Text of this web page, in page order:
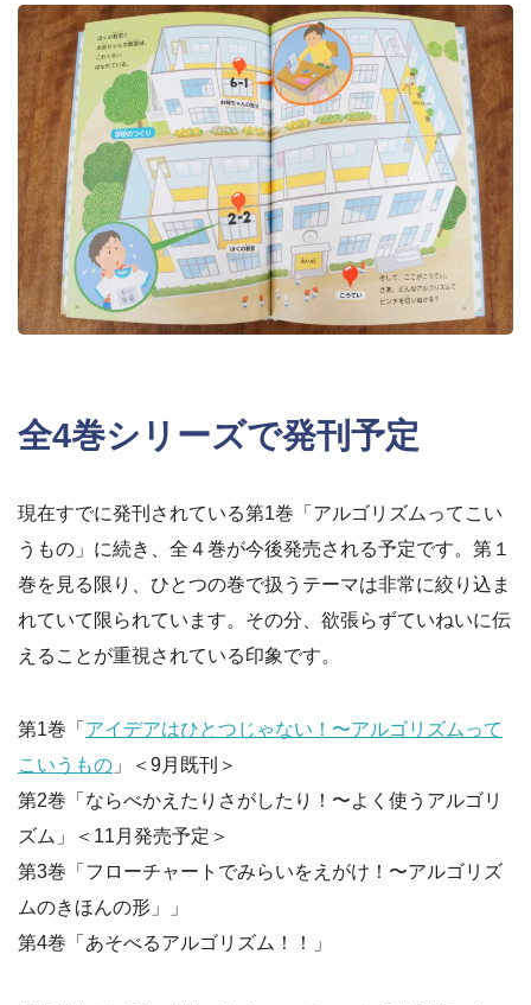
全4巻シリーズで発刊予定
現在すでに発刊されている第1巻「アルゴリズムってこい
うもの」に続き、全４巻が今後発売される予定です。第１
巻を見る限り、ひとつの巻で扱うテーマは非常に絞り込ま
れていて限られています。その分、欲張らずていねいに伝
えることが重視されている印象です。
第1巻「 アイデアはひとつじゃない！〜アルゴリズムって
こいうもの 」＜9月既刊＞
第2巻「ならべかえたりさがしたり！〜よく使うアルゴリ
ズム」＜11月発売予定＞
第3巻「フローチャートでみらいをえがけ！〜アルゴリズ
ムのきほんの形」」
第4巻「あそべるアルゴリズム！！」